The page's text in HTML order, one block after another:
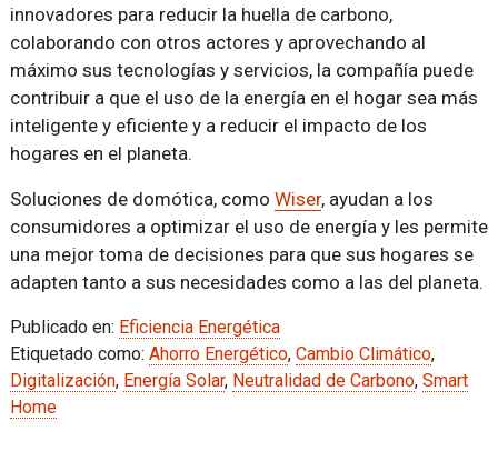
innovadores para reducir la huella de carbono,
colaborando con otros actores y aprovechando al
máximo sus tecnologías y servicios, la compañía puede
contribuir a que el uso de la energía en el hogar sea más
inteligente y eficiente y a reducir el impacto de los
hogares en el planeta.
Soluciones de domótica, como Wiser, ayudan a los
consumidores a optimizar el uso de energía y les permite
una mejor toma de decisiones para que sus hogares se
adapten tanto a sus necesidades como a las del planeta.
Publicado en: Eficiencia Energética
Etiquetado como: Ahorro Energético, Cambio Climático,
Digitalización, Energía Solar, Neutralidad de Carbono, Smart
Home